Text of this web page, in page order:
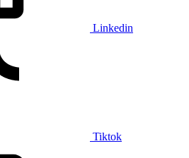
Linkedin
Tiktok